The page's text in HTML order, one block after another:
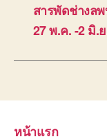
สารพัดช่างล
27 พ.ค. -2 มิ.
หน้าแรก